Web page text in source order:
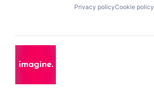
Privacy policyCookie policy